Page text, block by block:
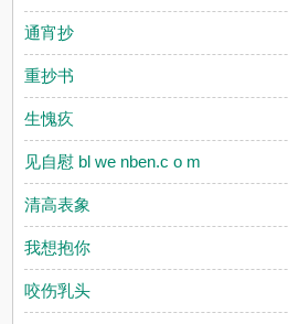
通宵抄
重抄书
生愧疚
见自慰 bl we nben.c o m
清高表象
我想抱你
咬伤乳头